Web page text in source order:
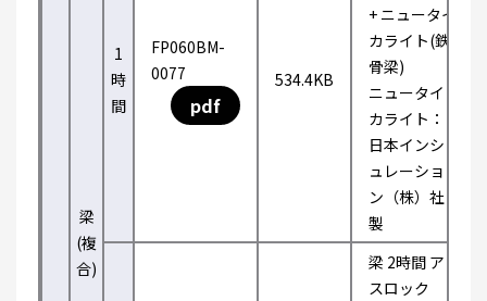
梁
(複
合)
1
時
間
FP060BM-
0077
pdf
534.4KB
+ ニュータイ
カライト(鉄
骨梁)
ニュータイ
カライト：
日本インシ
ュレーショ
ン（株）社
製
梁 2時間 ア
スロック